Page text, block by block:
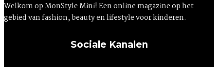
Welkom op MonStyle Mini! Een online magazine op het
gebied van fashion, beauty en lifestyle voor kinderen.
Sociale Kanalen